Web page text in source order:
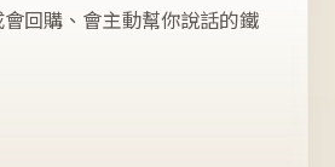
回購、會主動幫你說話的鐵